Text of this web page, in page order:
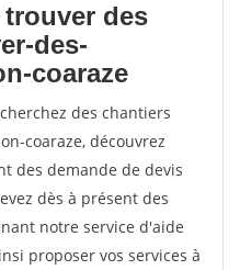
des
des-
coaraze
des chantiers
coaraze, découvrez
des demande de devis
dès à présent des
notre service d'aide
proposer vos services à